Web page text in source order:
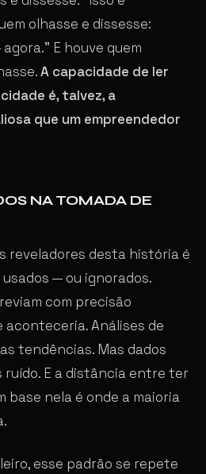
olhasse e dissesse:
E houve quem
A capacidade de ler
é, talvez, a
que um empreendedor
NA TOMADA DE
reveladores desta história é
— ou ignorados.
com precisão
aconteceria. Análises de
tendências. Mas dados
ruído. E a distância entre ter
base nela é onde a maioria
esse padrão se repete